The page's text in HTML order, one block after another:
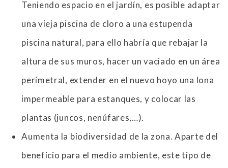
Teniendo espacio en el jardín, es posible adaptar
una vieja piscina de cloro a una estupenda
piscina natural, para ello habría que rebajar la
altura de sus muros, hacer un vaciado en un área
perimetral, extender en el nuevo hoyo una lona
impermeable para estanques, y colocar las
plantas (juncos, nenúfares,…).
Aumenta la biodiversidad de la zona. Aparte del
beneficio para el medio ambiente, este tipo de